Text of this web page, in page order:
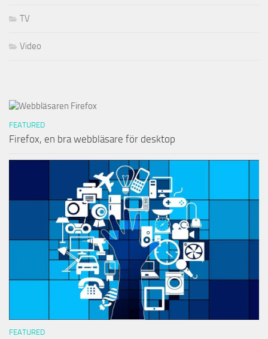
TV
Video
FEATURED
Firefox, en bra webbläsare för desktop
FEATURED